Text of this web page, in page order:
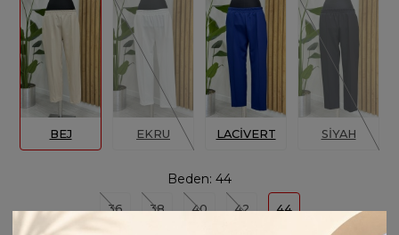
BEJ EKRU LACİVERT SİYAH
Beden: 44
36 38 40 42 44